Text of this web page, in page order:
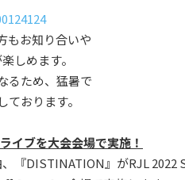
もお知り合いや
しめます。
るため、猛暑で
おります。
イブを大会会場で実施！
『DISTINATION』がRJL 2022